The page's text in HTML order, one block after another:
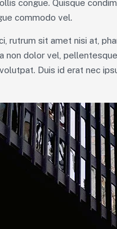
congue. Quisque
commodo vel.
rutrum sit amet nisi at,
non dolor vel,
Duis id erat nec